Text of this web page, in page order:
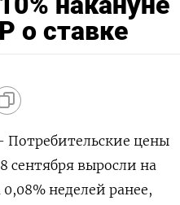
о ставке
Потребительские цены
сентября выросли на
неделей ранее,